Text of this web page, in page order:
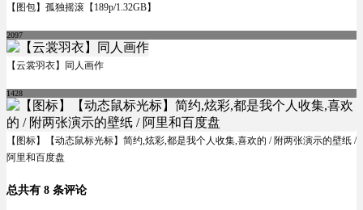
【图包】孤独摇滚【189p/1.32GB】
2097
【云裳羽衣】同人画作
1428
【图标】【动态鼠标光标】简约,炫彩,都是我个人收集,喜欢的 / 附两张演示的壁纸 /
阿里和百度盘
总共有 8 条评论